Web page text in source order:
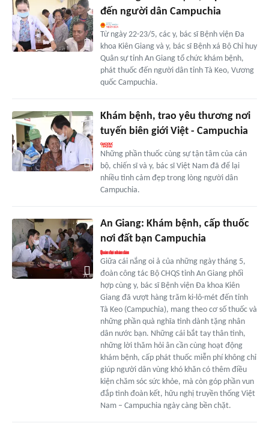
đến người dân Campuchia
Từ ngày 22-23/5, các y, bác sĩ Bệnh viện Đa
khoa Kiên Giang và y, bác sĩ Bệnh xá Bộ Chỉ huy
Quân sự tỉnh An Giang tổ chức khám bệnh,
phát thuốc đến người dân tỉnh Tà Keo, Vương
quốc Campuchia.
Khám bệnh, trao yêu thương nơi
tuyến biên giới Việt - Campuchia
Những phần thuốc cùng sự tận tâm của cán
bộ, chiến sĩ và y, bác sĩ Việt Nam đã để lại
nhiều tình cảm đẹp trong lòng người dân
Campuchia.
An Giang: Khám bệnh, cấp thuốc
nơi đất bạn Campuchia
Giữa cái nắng oi ả của những ngày tháng 5,
đoàn công tác Bộ CHQS tỉnh An Giang phối
hợp cùng y, bác sĩ Bệnh viện Đa khoa Kiên
Giang đã vượt hàng trăm ki-lô-mét đến tỉnh
Tà Keo (Campuchia), mang theo cơ số thuốc và
những phần quà nghĩa tình dành tặng nhân
dân nước bạn. Những cái bắt tay thân tình,
những lời thăm hỏi ân cần cùng hoạt động
khám bệnh, cấp phát thuốc miễn phí không chỉ
giúp người dân vùng khó khăn có thêm điều
kiện chăm sóc sức khỏe, mà còn góp phần vun
đắp tình đoàn kết, hữu nghị truyền thống Việt
Nam – Campuchia ngày càng bền chặt.